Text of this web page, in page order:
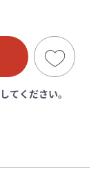
してください。